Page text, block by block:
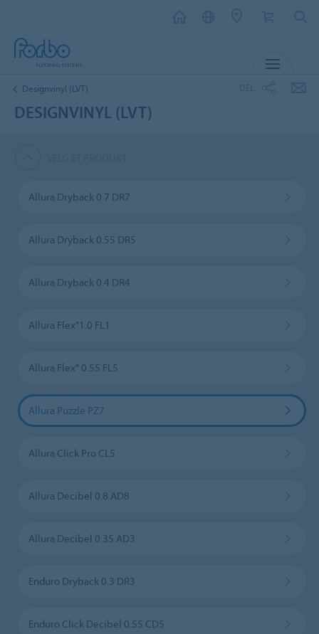
Designvinyl (LVT)
DESIGNVINYL (LVT)
Allura Dryback 0.7 DR7
Allura Dryback 0.55 DR5
Allura Dryback 0.4 DR4
Allura Flex"1.0 FL1
Allura Flex" 0.55 FL5
Allura Puzzle PZ7
Allura Click Pro CL5
Allura Decibel 0.8 AD8
Allura Decibel 0.35 AD3
Enduro Dryback 0.3 DR3
Enduro Click Decibel 0.55 CD5